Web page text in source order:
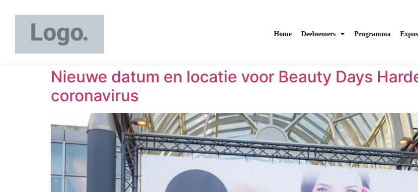
Home Deelnemers Programma
Nieuwe datum en locatie voor Beauty Days
coronavirus